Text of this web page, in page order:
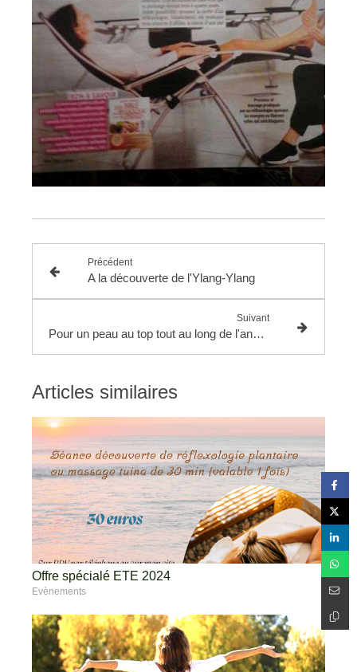
Précédent
A la découverte de l'Ylang-Ylang
Suivant
Pour un peau au top tout au long de l'année
Articles similaires
Offre spécialé ETE 2024
Evènements